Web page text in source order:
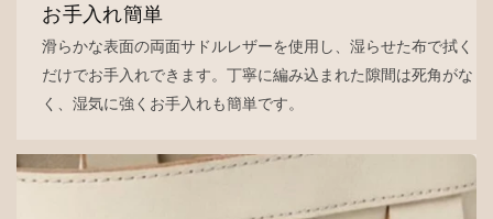
お手入れ簡単
滑らかな表面の両面サドルレザーを使用し、湿らせた布で拭く
だけでお手入れできます。丁寧に編み込まれた隙間は死角がな
く、湿気に強くお手入れも簡単です。